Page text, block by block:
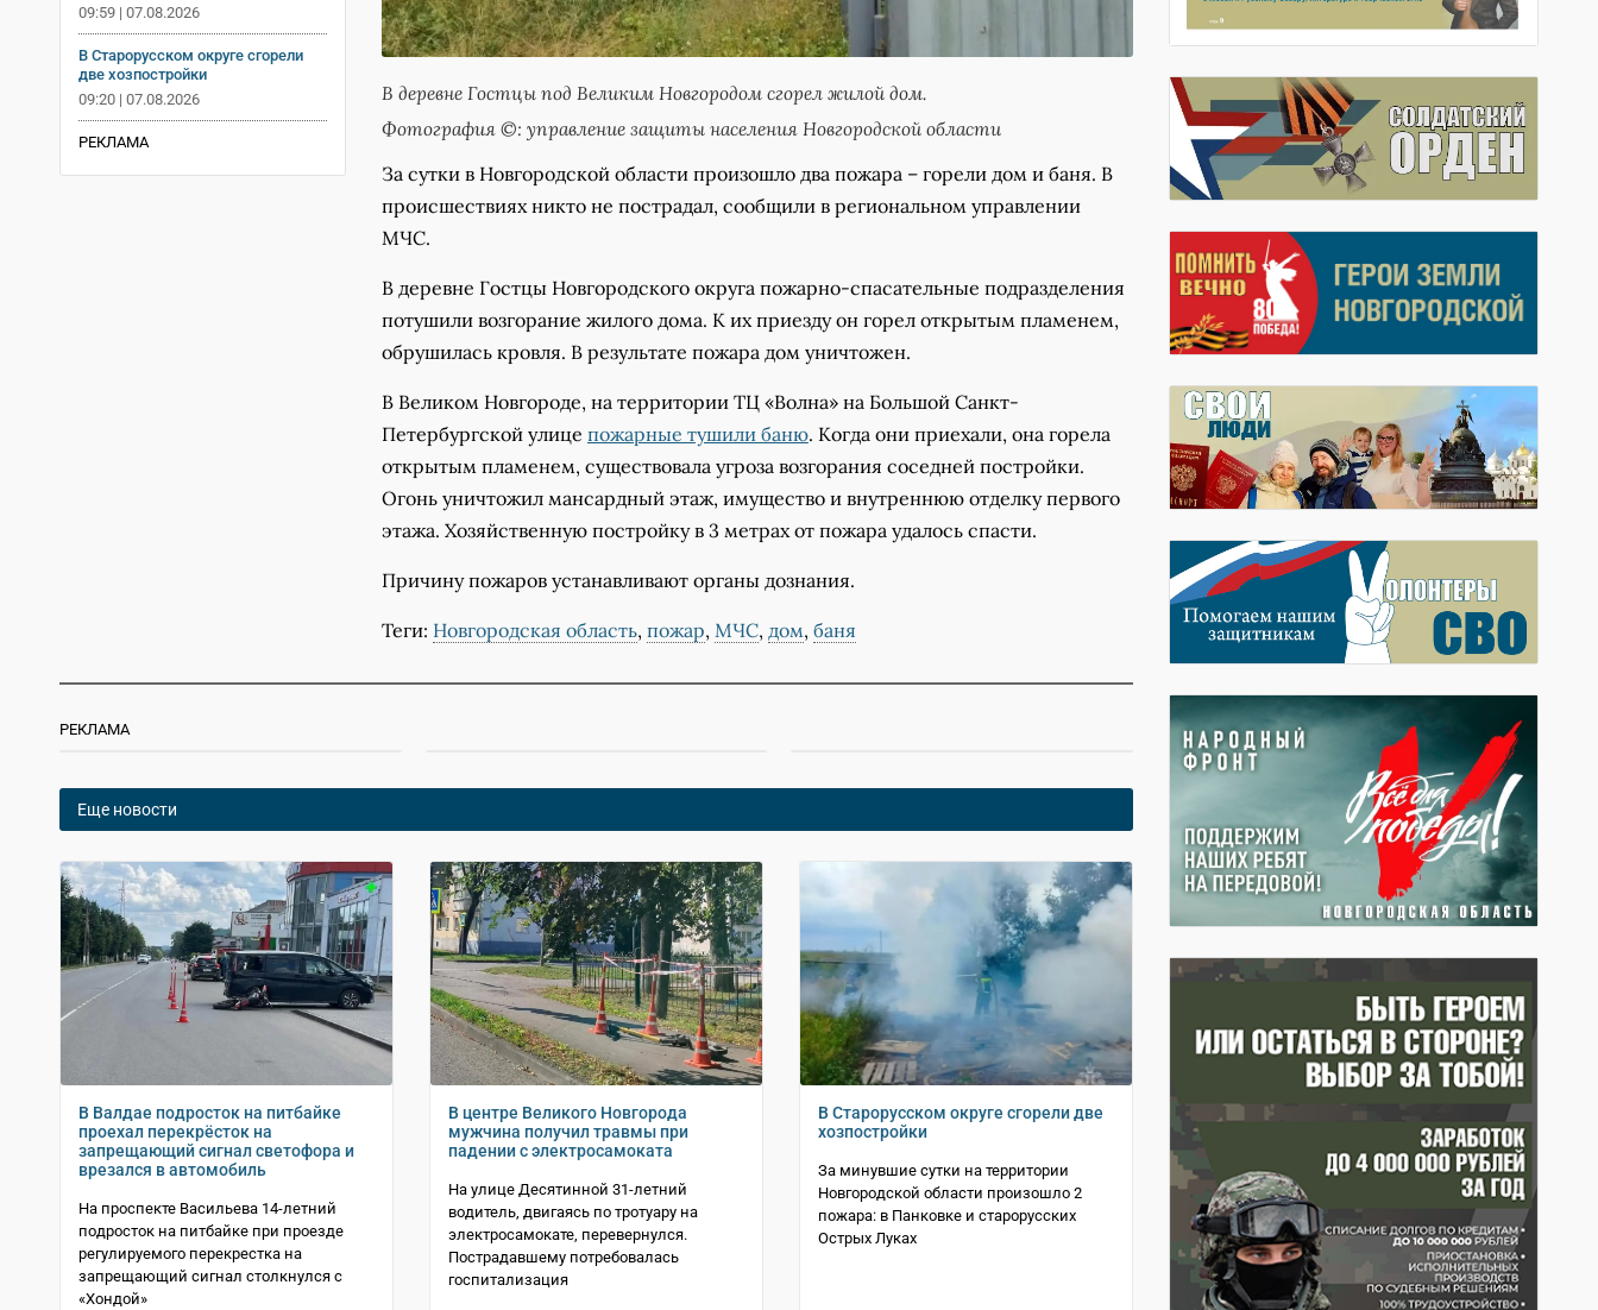
09:59 | 07.08.2026
В Старорусском округе сгорели
две хозпостройки
09:20 | 07.08.2026
РЕКЛАМА
В деревне Гостцы под Великим Новгородом сгорел жилой дом.
Фотография ©: управление защиты населения Новгородской области
За сутки в Новгородской области произошло два пожара – горели дом и баня. В
происшествиях никто не пострадал, сообщили в региональном управлении
МЧС.
В деревне Гостцы Новгородского округа пожарно-спасательные подразделения
потушили возгорание жилого дома. К их приезду он горел открытым пламенем,
обрушилась кровля. В результате пожара дом уничтожен.
В Великом Новгороде, на территории ТЦ «Волна» на Большой Санкт-
Петербургской улице пожарные тушили баню. Когда они приехали, она горела
открытым пламенем, существовала угроза возгорания соседней постройки.
Огонь уничтожил мансардный этаж, имущество и внутреннюю отделку первого
этажа. Хозяйственную постройку в 3 метрах от пожара удалось спасти.
Причину пожаров устанавливают органы дознания.
Теги: Новгородская область, пожар, МЧС, дом, баня
РЕКЛАМА
Еще новости
В Валдае подросток на питбайке
проехал перекрёсток на
запрещающий сигнал светофора и
врезался в автомобиль
На проспекте Васильева 14-летний
подросток на питбайке при проезде
регулируемого перекрестка на
запрещающий сигнал столкнулся с
«Хондой»
В центре Великого Новгорода
мужчина получил травмы при
падении с электросамоката
На улице Десятинной 31-летний
водитель, двигаясь по тротуару на
электросамокате, перевернулся.
Пострадавшему потребовалась
госпитализация
В Старорусском округе сгорели две
хозпостройки
За минувшие сутки на территории
Новгородской области произошло 2
пожара: в Панковке и старорусских
Острых Луках